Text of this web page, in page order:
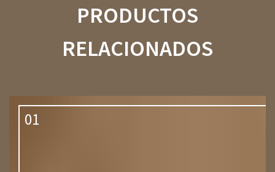
PRODUCTOS
RELACIONADOS
01